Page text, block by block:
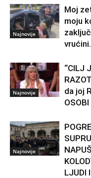
Najnovije
Moj
moju
Najnovije
“CILJ
da joj
OSOBI
Najnovije
LJUDI